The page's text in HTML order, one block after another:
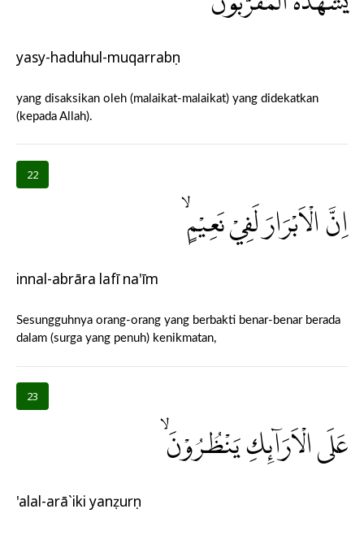
yasy-haduhul-muqarrabụn
yang disaksikan oleh (malaikat-malaikat) yang didekatkan
(kepada Allah).
22
اِنَّ الْاَبْرَارَ لَفِيْ نَعِيْمٍۙ
innal-abrāra lafī na'īm
Sesungguhnya orang-orang yang berbakti benar-benar berada
dalam (surga yang penuh) kenikmatan,
23
عَلَى الْاَرَاۤىِٕكِ يَنْظُرُوْنَۙ
'alal-arā`iki yanẓurụn